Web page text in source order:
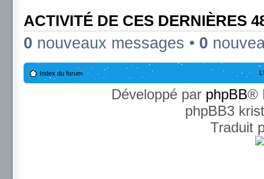
ACTIVITÉ DE CES DERNIÈRES
0 nouveaux messages • 0
Index du forum
Développé par phpBB®
phpBB3
Traduit